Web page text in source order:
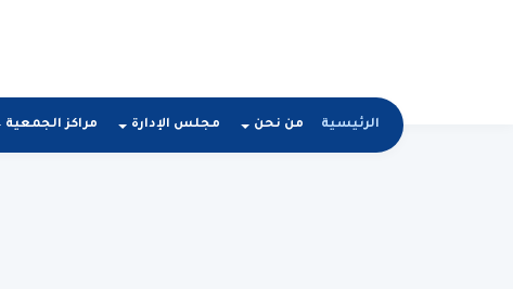
الرئيسية من نحن مجلس الإدارة مراكز الجمعية